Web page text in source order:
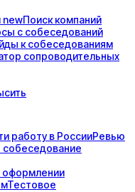
newПоисккомпаний
с собеседований
ксобеседованиям
сопроводительных
работу в РоссииРевью
собеседование
Тестовое